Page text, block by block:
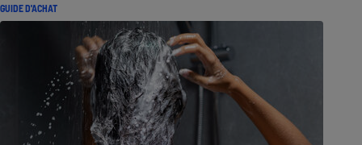
GUIDE D'ACHAT